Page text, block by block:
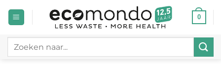
naar
0
Zoeken